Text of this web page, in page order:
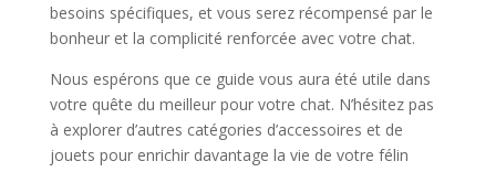
besoins spécifiques, et vous serez récompensé par le
bonheur et la complicité renforcée avec votre chat.
Nous espérons que ce guide vous aura été utile dans
votre quête du meilleur pour votre chat. N’hésitez pas
à explorer d’autres catégories d’accessoires et de
jouets pour enrichir davantage la vie de votre félin